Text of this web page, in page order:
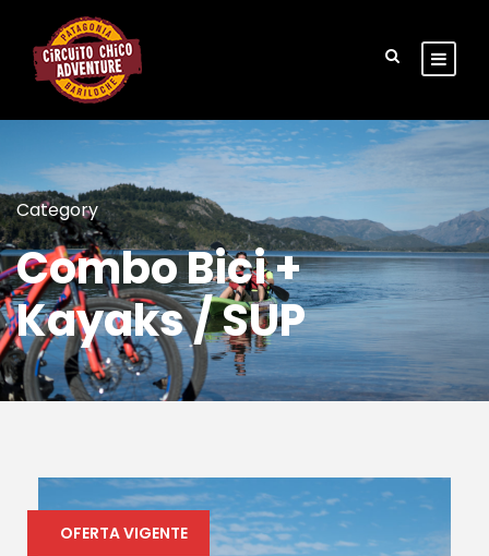
Category
Combo Bici +
Kayaks / SUP
OFERTA VIGENTE